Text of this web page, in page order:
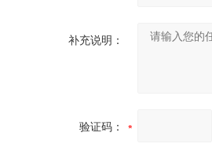
补充说明：
验证码：